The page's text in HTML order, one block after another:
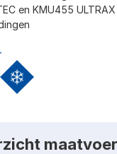
en KMU455 ULTRAX